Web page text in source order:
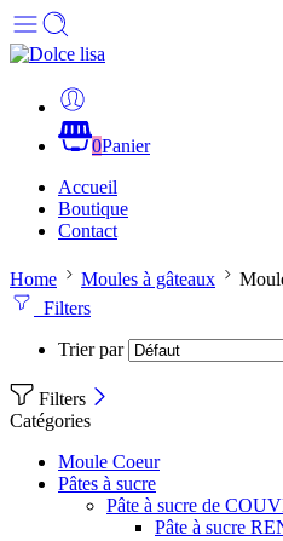
0Panier
Accueil
Boutique
Contact
Home Moules à gâteaux
Filters
Trier par
Filters
Catégories
Moule Coeur
Pâtes à sucre
Pâte à sucre de
Pâte à sucre